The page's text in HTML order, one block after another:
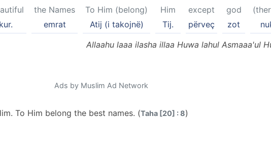
god
zot
except
përveç
Him
Tij.
To Him (belong)
Atij (i takojnë)
the Names
emrat
Allaahu laaa ilasha illaa Huwa lahul Asmaaa'ul
Ads by Muslim Ad Network
To Him belong the best names. (Taha [20] : 8)